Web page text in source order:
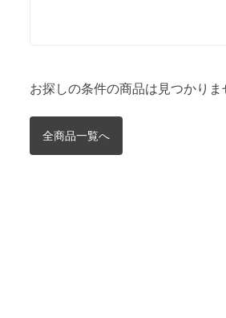
お探しの条件の商品は見つかり
全商品一覧へ